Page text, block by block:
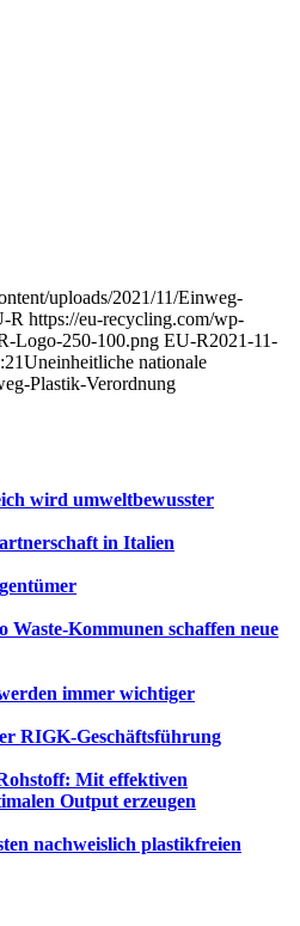
uploads/2021/11/Einweg-
R https://eu-recycling.com/wp-
Logo-250-100.png EU-R2021-11-
Uneinheitliche nationale
Plastik-Verordnung
wird umweltbewusster
in Italien
Kommunen schaffen neue
immer wichtiger
RIGK-Geschäftsführung
Mit effektiven
Output erzeugen
nachweislich plastikfreien